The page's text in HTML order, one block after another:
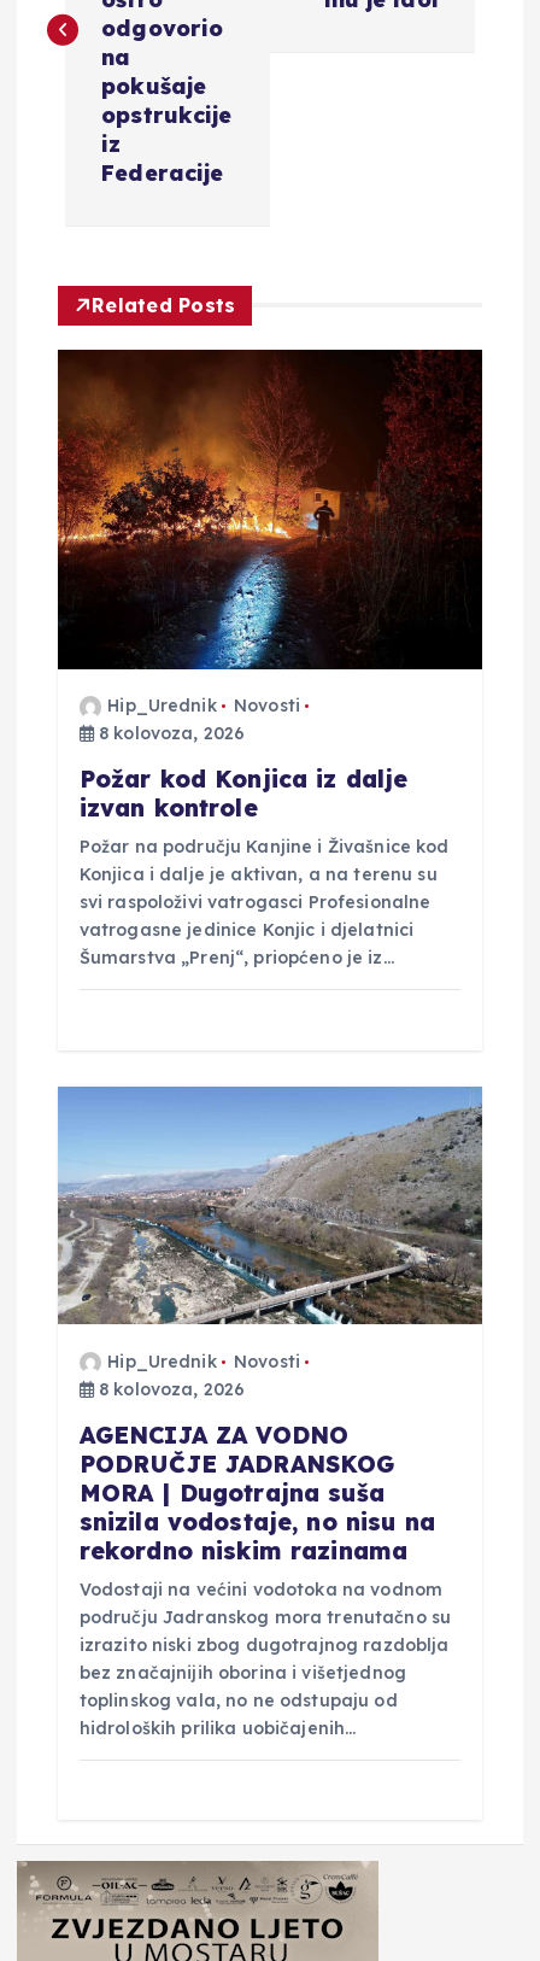
i
o
b
a
v
odgovorio
na
pokušaje
opstrukcije
iz
Federacije
Related Posts
Hip_Urednik
Novosti
8 kolovoza, 2026
Požar kod Konjica iz dalje
izvan kontrole
Požar na području Kanjine i Živašnice kod
Konjica i dalje je aktivan, a na terenu su
svi raspoloživi vatrogasci Profesionalne
vatrogasne jedinice Konjic i djelatnici
Šumarstva „Prenj“, priopćeno je iz…
Hip_Urednik
Novosti
8 kolovoza, 2026
AGENCIJA ZA VODNO
PODRUČJE JADRANSKOG
MORA | Dugotrajna suša
snizila vodostaje, no nisu na
rekordno niskim razinama
Vodostaji na većini vodotoka na vodnom
području Jadranskog mora trenutačno su
izrazito niski zbog dugotrajnog razdoblja
bez značajnijih oborina i višetjednog
toplinskog vala, no ne odstupaju od
hidroloških prilika uobičajenih…